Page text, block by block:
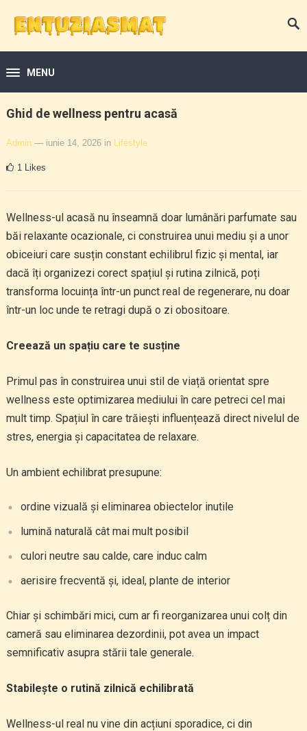
MENU
Ghid de wellness pentru acasă
Admin — iunie 14, 2026 in Lifestyle
1 Likes
Wellness-ul acasă nu înseamnă doar lumânări parfumate sau
băi relaxante ocazionale, ci construirea unui mediu și a unor
obiceiuri care susțin constant echilibrul fizic și mental, iar
dacă îți organizezi corect spațiul și rutina zilnică, poți
transforma locuința într-un punct real de regenerare, nu doar
într-un loc unde te retragi după o zi obositoare.
Creează un spațiu care te susține
Primul pas în construirea unui stil de viață orientat spre
wellness este optimizarea mediului în care petreci cel mai
mult timp. Spațiul în care trăiești influențează direct nivelul de
stres, energia și capacitatea de relaxare.
Un ambient echilibrat presupune:
ordine vizuală și eliminarea obiectelor inutile
lumină naturală cât mai mult posibil
culori neutre sau calde, care induc calm
aerisire frecventă și, ideal, plante de interior
Chiar și schimbări mici, cum ar fi reorganizarea unui colț din
cameră sau eliminarea dezordinii, pot avea un impact
semnificativ asupra stării tale generale.
Stabilește o rutină zilnică echilibrată
Wellness-ul real nu vine din acțiuni sporadice, ci din